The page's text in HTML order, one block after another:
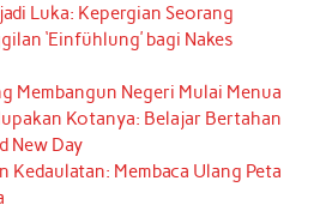
Luka: Kepergian Seorang
‘Einfühlung’ bagi Nakes
Membangun Negeri Mulai Menua
Kotanya: Belajar Bertahan
New Day
Kedaulatan: Membaca Ulang Peta